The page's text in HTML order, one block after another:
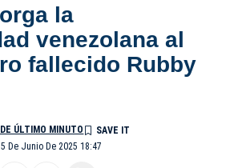
la
venezolana al
fallecido Rubby
De Junio De 2025 18:47
ÚLTIMO MINUTO